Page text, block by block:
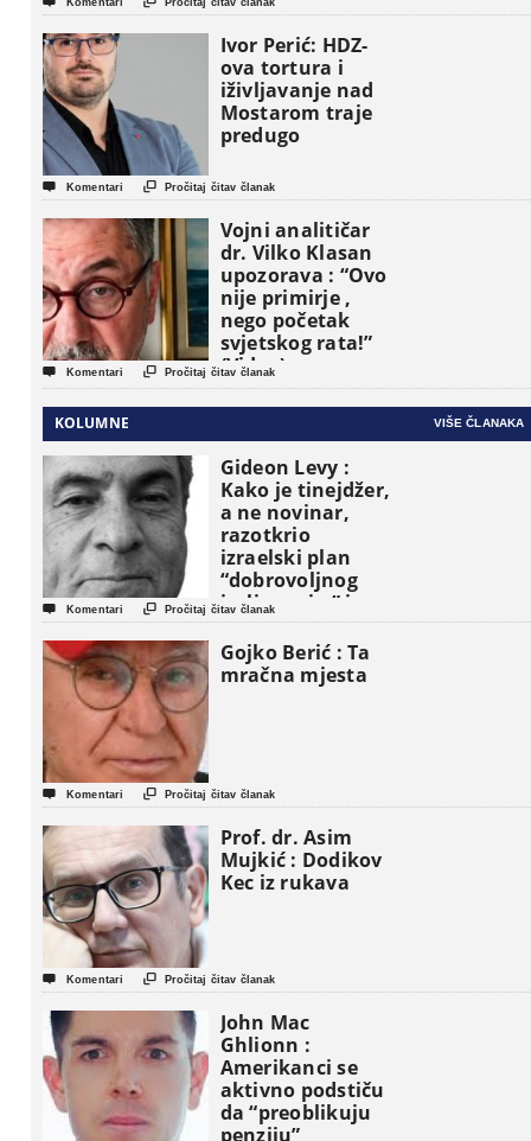
pojavljuju kao
osnovne
političke jedinice
Komentari Pročitaj čitav članak
Ivor Perić: HDZ-
ova tortura i
iživljavanje nad
Mostarom traje
predugo
 Komentari  Pročitaj čitav članak
Vojni analitičar
dr. Vilko Klasan
upozorava : “Ovo
nije primirje ,
nego početak
svjetskog rata!”
(Video)
 Komentari  Pročitaj čitav članak
KOLUMNE VIŠE ČLANAKA
Gideon Levy :
Kako je tinejdžer,
a ne novinar,
razotkrio
izraelski plan
“dobrovoljnog
iseljavanja ” iz
Gaze
 Komentari  Pročitaj čitav članak
Gojko Berić : Ta
mračna mjesta
 Komentari  Pročitaj čitav članak
Prof. dr. Asim
Mujkić : Dodikov
Kec iz rukava
 Komentari  Pročitaj čitav članak
John Mac
Ghlionn :
Amerikanci se
aktivno podstiču
da “preoblikuju
penziju”